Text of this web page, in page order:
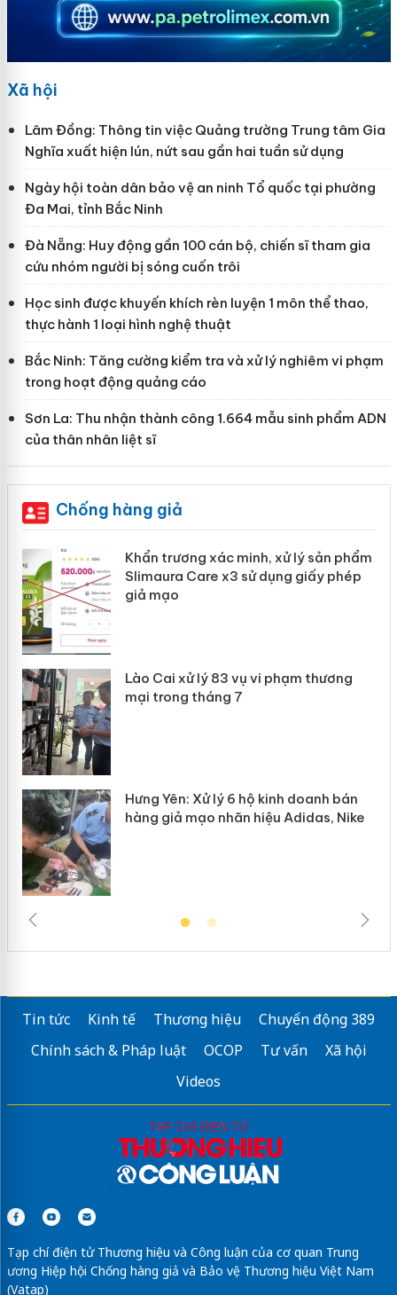
Xã hội
Lâm Đồng: Thông tin việc Quảng trường Trung tâm Gia
Nghĩa xuất hiện lún, nứt sau gần hai tuần sử dụng
Ngày hội toàn dân bảo vệ an ninh Tổ quốc tại phường
Đa Mai, tỉnh Bắc Ninh
Đà Nẵng: Huy động gần 100 cán bộ, chiến sĩ tham gia
cứu nhóm người bị sóng cuốn trôi
Học sinh được khuyến khích rèn luyện 1 môn thể thao,
thực hành 1 loại hình nghệ thuật
Bắc Ninh: Tăng cường kiểm tra và xử lý nghiêm vi phạm
trong hoạt động quảng cáo
Sơn La: Thu nhận thành công 1.664 mẫu sinh phẩm ADN
của thân nhân liệt sĩ
Chống hàng giả
Khẩn trương xác minh, xử lý sản phẩm
Slimaura Care x3 sử dụng giấy phép
giả mạo
Lào Cai xử lý 83 vụ vi phạm thương
mại trong tháng 7
Hưng Yên: Xử lý 6 hộ kinh doanh bán
hàng giả mạo nhãn hiệu Adidas, Nike
Tin tức Kinh tế Thương hiệu
Chuyển động 389
Chính sách & Pháp luật
OCOP Tư vấn
Xã hội
Videos
Tạp chí điện tử Thương hiệu và Công luận của cơ quan Trung
ương Hiệp hội Chống hàng giả và Bảo vệ Thương hiệu Việt Nam
(Vatap)